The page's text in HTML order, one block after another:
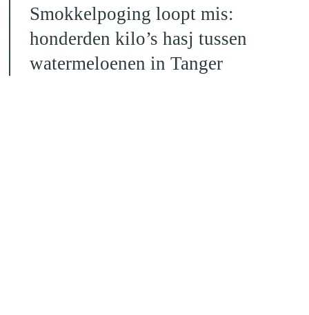
Smokkelpoging loopt mis:
honderden kilo’s hasj tussen
watermeloenen in Tanger